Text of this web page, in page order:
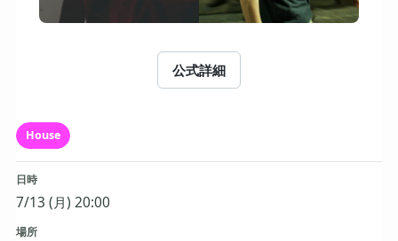
公式詳細
House
日時
7/13 (月) 20:00
場所